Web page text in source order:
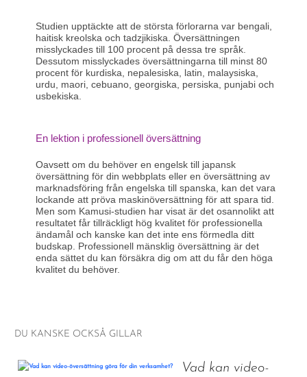
Studien upptäckte att de största förlorarna var bengali,
haitisk kreolska och tadzjikiska. Översättningen
misslyckades till 100 procent på dessa tre språk.
Dessutom misslyckades översättningarna till minst 80
procent för kurdiska, nepalesiska, latin, malaysiska,
urdu, maori, cebuano, georgiska, persiska, punjabi och
usbekiska.
En lektion i professionell översättning
Oavsett om du behöver en engelsk till japansk
översättning för din webbplats eller en översättning av
marknadsföring från engelska till spanska, kan det vara
lockande att pröva maskinöversättning för att spara tid.
Men som Kamusi-studien har visat är det osannolikt att
resultatet får tillräckligt hög kvalitet för professionella
ändamål och kanske kan det inte ens förmedla ditt
budskap. Professionell mänsklig översättning är det
enda sättet du kan försäkra dig om att du får den höga
kvalitet du behöver.
DU KANSKE OCKSÅ GILLAR
Vad kan video-